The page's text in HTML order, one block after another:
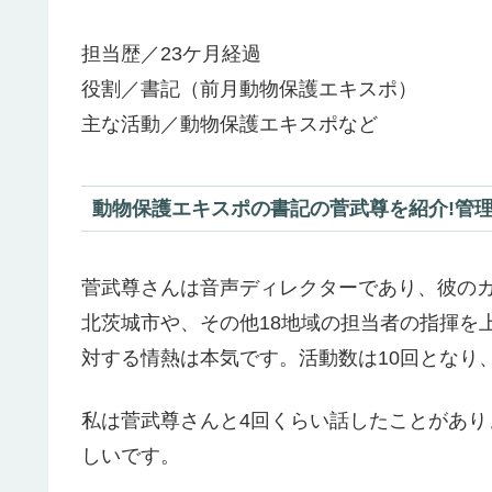
担当歴／23ケ月経過
役割／書記（前月動物保護エキスポ）
主な活動／動物保護エキスポなど
動物保護エキスポの書記の菅武尊を紹介!管
菅武尊さんは音声ディレクターであり、彼の
北茨城市や、その他18地域の担当者の指揮
対する情熱は本気です。活動数は10回とな
私は菅武尊さんと4回くらい話したことがあ
しいです。